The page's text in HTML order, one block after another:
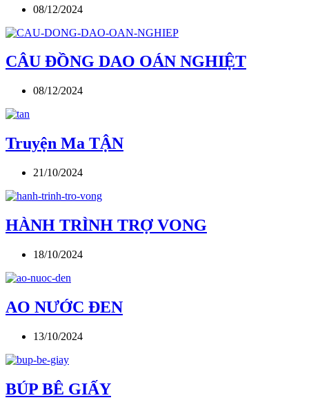
08/12/2024
CÂU ĐỒNG DAO OÁN NGHIỆT
08/12/2024
Truyện Ma TẬN
21/10/2024
HÀNH TRÌNH TRỢ VONG
18/10/2024
AO NƯỚC ĐEN
13/10/2024
BÚP BÊ GIẤY